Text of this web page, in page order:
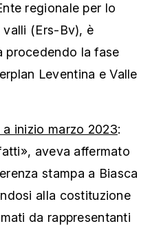
regionale per lo
valli (Ers-Bv), è
la fase
Leventina e Valle
inizio marzo 2023:
aveva affermato
stampa a Biasca
alla costituzione
da rappresentanti